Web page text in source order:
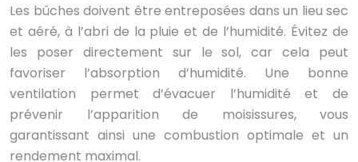
Les bûches doivent être entreposées dans un lieu sec
et aéré, à l’abri de la pluie et de l’humidité. Évitez de
les poser directement sur le sol, car cela peut
favoriser l’absorption d’humidité. Une bonne
ventilation permet d’évacuer l’humidité et de
prévenir l’apparition de moisissures, vous
garantissant ainsi une combustion optimale et un
rendement maximal.